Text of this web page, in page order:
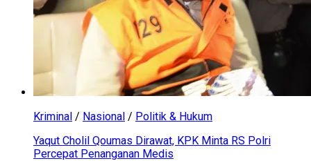
Kriminal / Nasional / Politik & Hukum
Yaqut Cholil Qoumas Dirawat, KPK Minta RS Polri
Percepat Penanganan Medis